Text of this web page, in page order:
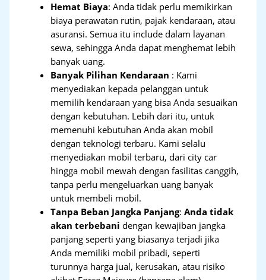
Hemat Biaya: Anda tidak perlu memikirkan
biaya perawatan rutin, pajak kendaraan, atau
asuransi. Semua itu include dalam layanan
sewa, sehingga Anda dapat menghemat lebih
banyak uang.
Banyak Pilihan Kendaraan : Kami
menyediakan kepada pelanggan untuk
memilih kendaraan yang bisa Anda sesuaikan
dengan kebutuhan. Lebih dari itu, untuk
memenuhi kebutuhan Anda akan mobil
dengan teknologi terbaru. Kami selalu
menyediakan mobil terbaru, dari city car
hingga mobil mewah dengan fasilitas canggih,
tanpa perlu mengeluarkan uang banyak
untuk membeli mobil.
Tanpa Beban Jangka Panjang:Anda tidak
akan terbebani dengan kewajiban jangka
panjang seperti yang biasanya terjadi jika
Anda memiliki mobil pribadi, seperti
turunnya harga jual, kerusakan, atau risiko